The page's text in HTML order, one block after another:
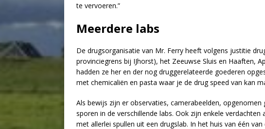
te vervoeren.”
Meerdere labs
De drugsorganisatie van Mr. Ferry heeft volgens justitie
provinciegrens bij IJhorst), het Zeeuwse Sluis en Haaften,
hadden ze her en der nog druggerelateerde goederen
met chemicaliën en pasta waar je de drug speed van kan
Als bewijs zijn er observaties, camerabeelden,
sporen in de verschillende labs. Ook zijn enkele
met allerlei spullen uit een drugslab. In het huis van één